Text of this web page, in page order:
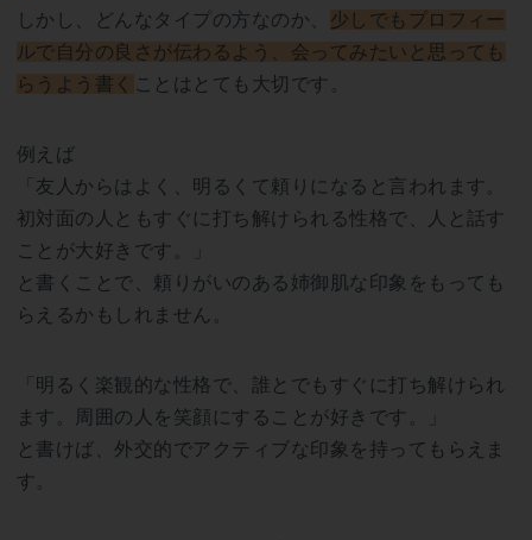
しかし、どんなタイプの方なのか、 少しでもプロフィー
ルで自分の良さが伝わるよう、会ってみたいと思っても
らうよう書く
ことはとても大切です。
例えば
「友人からはよく、明るくて頼りになると言われます。
初対面の人ともすぐに打ち解けられる性格で、人と話す
ことが大好きです。」
と書くことで、頼りがいのある姉御肌な印象をもっても
らえるかもしれません。
「明るく楽観的な性格で、誰とでもすぐに打ち解けられ
ます。周囲の人を笑顔にすることが好きです。」
と書けば、外交的でアクティブな印象を持ってもらえま
す。